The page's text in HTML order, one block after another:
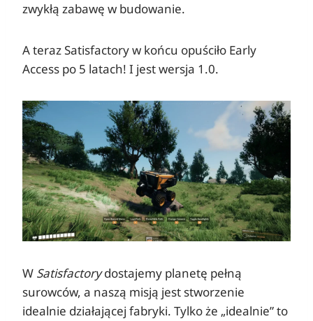
zwykłą zabawę w budowanie.
A teraz Satisfactory w końcu opuściło Early
Access po 5 latach! I jest wersja 1.0.
W Satisfactorydostajemy planetę pełną
surowców, a naszą misją jest stworzenie
idealnie działającej fabryki. Tylko że „idealnie” to